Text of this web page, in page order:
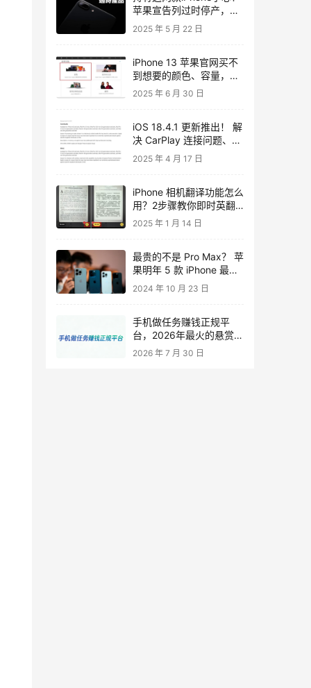
苹果宣告列过时停产，后
续维修恐难修
2025 年 5 月 22 日
iPhone 13 苹果官网买不
到想要的颜色、容量，这
2 招让你轻鬆拿现货
2025 年 6 月 30 日
iOS 18.4.1 更新推出！ 解
决 CarPlay 连接问题、2
项重大漏洞修正与安全性
2025 年 4 月 17 日
iPhone 相机翻译功能怎么
用？2步骤教你即时英翻
中
2025 年 1 月 14 日
最贵的不是 Pro Max？ 苹
果明年 5 款 iPhone 最新
细节一文全掌握
2024 年 10 月 23 日
手机做任务赚钱正规平
台，2026年最火的悬赏任
务平台
2026 年 7 月 30 日